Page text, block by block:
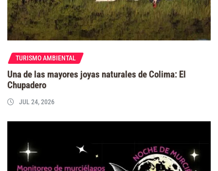
TURISMO AMBIENTAL
Una de las mayores joyas naturales de Colima: El
Chupadero
JUL 24, 2026